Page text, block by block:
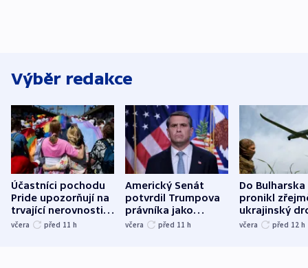
Výběr redakce
Účastníci pochodu
Pride upozorňují na
trvající nerovnosti i
společenskou
včera před 11 h
Americký Senát
potvrdil Trumpova
právníka jako
ministra
včera před 11 h
Do Bulharska
pronikl
ukrajinský
explodoval
včera před 12 h